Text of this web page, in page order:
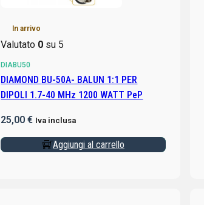
In arrivo
Valutato 0 su 5
DIABU50
DIAMOND BU-50A- BALUN 1:1 PER
DIPOLI 1.7-40 MHz 1200 WATT PeP
25,00€ Iva inclusa
Aggiungi al carrello